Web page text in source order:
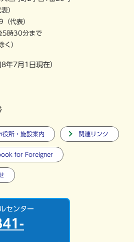
表）
代表）
5時30分まで
く）
8年7月1日現在）
役所・施設案内 関連リンク
for Foreigner
センター